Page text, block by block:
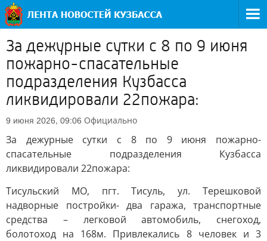
За дежурные сутки с 8 по 9 июня
пожарно-спасательные
подразделения Кузбасса
ликвидировали 22пожара:
9 июня 2026, 09:06 Официально
За дежурные сутки с 8 по 9 июня пожарно-
спасательные подразделения Кузбасса
ликвидировали 22пожара:
Тисульский МО, пгт. Тисуль, ул. Терешковой
надворные постройки- два гаража, транспортные
средства – легковой автомобиль, снегоход,
болотоход на 168м. Привлекались 8 человек и 3